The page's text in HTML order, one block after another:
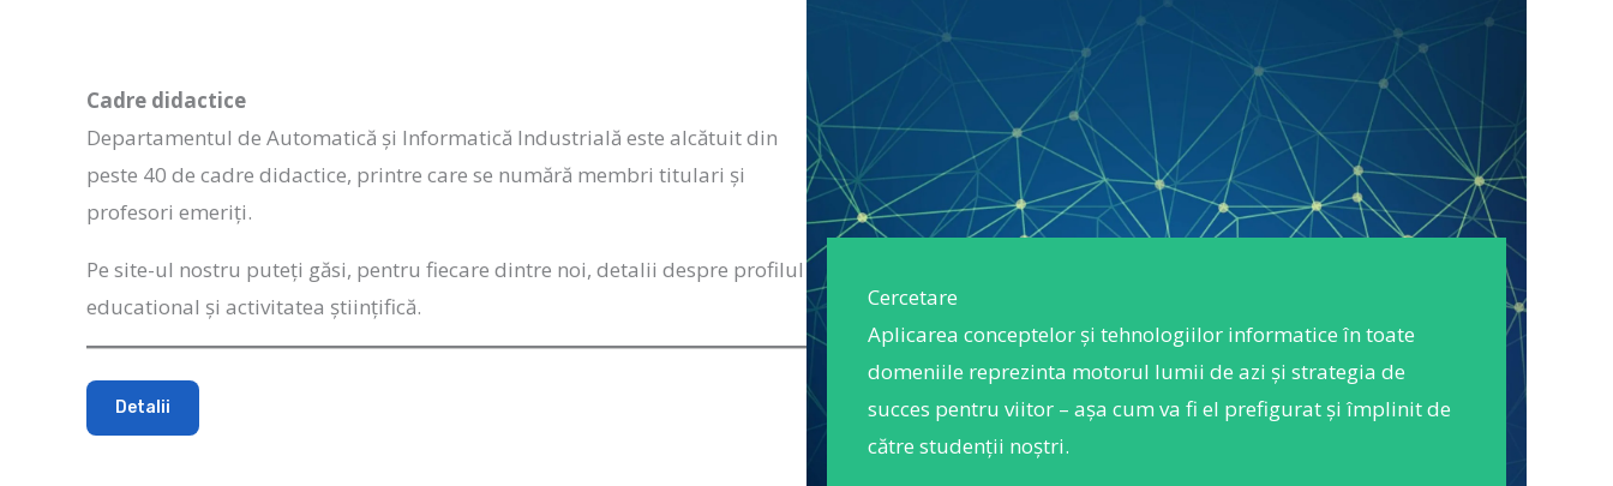
Cadre didactice
Departamentul de Automatică și Informatică Industrială este alcătuit din
peste 40 de cadre didactice, printre care se numără membri titulari și
profesori emeriți.
Pe site-ul nostru puteți găsi, pentru fiecare dintre noi, detalii despre profilul
educational și activitatea științifică.
Detalii
Cercetare
Aplicarea conceptelor și tehnologiilor informatice în toate
domeniile reprezinta motorul lumii de azi și strategia de
succes pentru viitor – așa cum va fi el prefigurat și împlinit de
către studenții noștri.